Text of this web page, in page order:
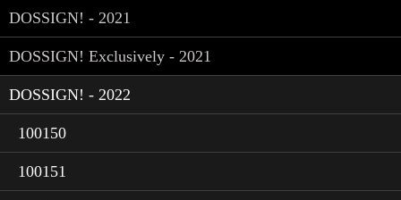
DOSSIGN! - 2021
DOSSIGN! Exclusively - 2021
DOSSIGN! - 2022
100150
100151